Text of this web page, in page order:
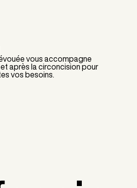
vous accompagne
après la circoncision pour
vos besoins.